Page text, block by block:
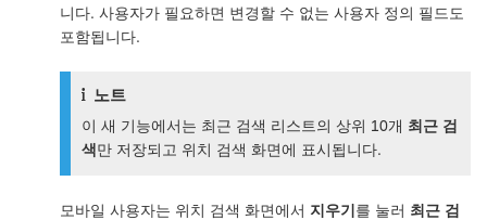
니다. 사용자가 필요하면 변경할 수 없는 사용자 정의 필드도
포함됩니다.
노트
이 새 기능에서는 최근 검색 리스트의 상위 10개 최근 검
색만 저장되고 위치 검색 화면에 표시됩니다.
모바일 사용자는 위치 검색 화면에서 지우기 를 눌러 최근 검